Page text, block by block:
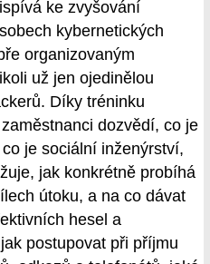
ke zvyšování
kybernetických
organizovaným
už jen ojedinělou
Díky tréninku
dozvědí, co je
je sociální inženýrství,
jak konkrétně probíhá
útoku, a na co dávat
hesel a
postupovat při příjmu